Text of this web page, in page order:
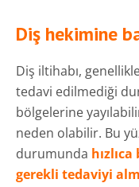
Diş hekimine
Diş iltihabı,
tedavi edilmediği
bölgelerine
neden olabilir. Bu
durumunda
gerekli tedaviyi